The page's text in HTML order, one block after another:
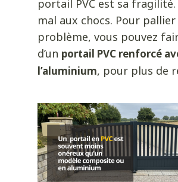
portail PVC est sa
mal aux chocs. Pour pallier
problème, vous pouvez
d’un portail PVC renforcé
l’aluminium, pour plus de